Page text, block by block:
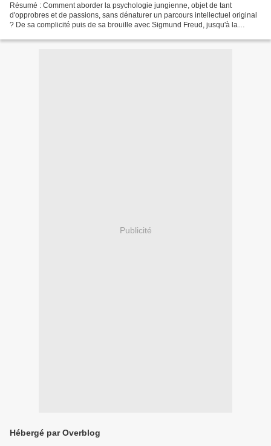
Résumé : Comment aborder la psychologie jungienne, objet de tant
d'opprobres et de passions, sans dénaturer un parcours intellectuel original
? De sa complicité puis de sa brouille avec Sigmund Freud, jusqu'à la
Publicité
Hébergé par Overblog